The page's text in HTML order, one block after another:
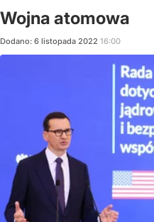
Wojna atomowa
Dodano: 6 listopada 2022 16:00